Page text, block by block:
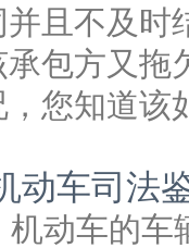
并且不及时
承包方又拖
，您知道该
动车司法
机动车的车